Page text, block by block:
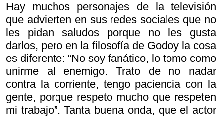
Hay muchos personajes de la televisión
que advierten en sus redes sociales que no
les pidan saludos porque no les gusta
darlos, pero en la filosofía de Godoy la cosa
es diferente: “No soy fanático, lo tomo como
unirme al enemigo. Trato de no nadar
contra la corriente, tengo paciencia con la
gente, porque respeto mucho que respeten
mi trabajo”. Tanta buena onda, que el actor